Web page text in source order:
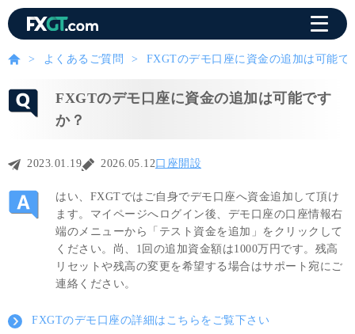
よくあるご質問 FXGTのデモ口座に資金の追加は可能で
FXGTのデモ口座に資金の追加は可能です
か？
2023.01.19 2026.05.12口座開設
はい、FXGTではご自身でデモ口座へ資金追加して頂け
ます。マイページへログイン後、デモ口座の口座情報右
端のメニューから「テスト資金を追加」をクリックして
ください。尚、1回の追加資金額は1000万円です。残高
リセットや残高の変更を希望する場合はサポート宛にご
連絡ください。
FXGTのデモ口座の詳細はこちらをご覧下さい